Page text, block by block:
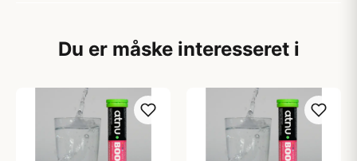
Du er måske interesseret i